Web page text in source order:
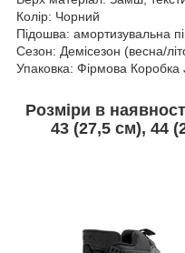
Колір: Чорний
Підошва: амортизувальна
Сезон: Демісезон (весна/
Упаковка: Фірмова Коробка
Розміри в
43 (27,5 см), 44